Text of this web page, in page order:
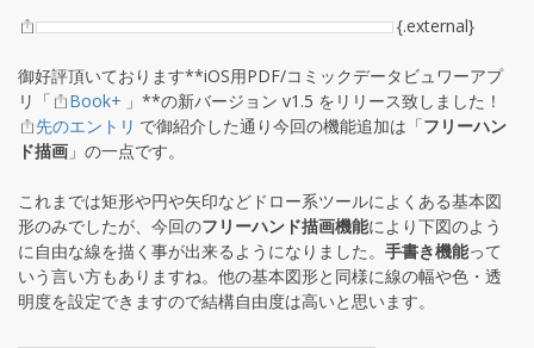
{.external}
御好評頂いております**iOS用PDF/コミックデータビュワーアプ
リ「
Book+ 」**の新バージョン v1.5 をリリース致しました！
先のエントリ で御紹介した通り今回の機能追加は「フリーハン
ド描画 」の一点です。
これまでは矩形や円や矢印などドロー系ツールによくある基本図
形のみでしたが、今回のフリーハンド描画機能により下図のよう
に自由な線を描く事が出来るようになりました。 手書き機能って
いう言い方もありますね。他の基本図形と同様に線の幅や色・透
明度を設定できますので結構自由度は高いと思います。